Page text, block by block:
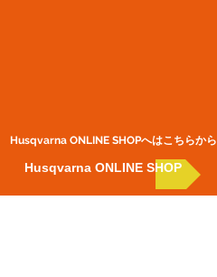
Husqvarna ONLINE SHOP​へはこちらから
Husqvarna ONLINE SHOP